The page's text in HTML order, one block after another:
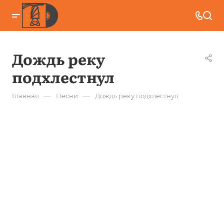
Дождь реку
подхлестнул
Главная — Песни — Дождь реку подхлестнул